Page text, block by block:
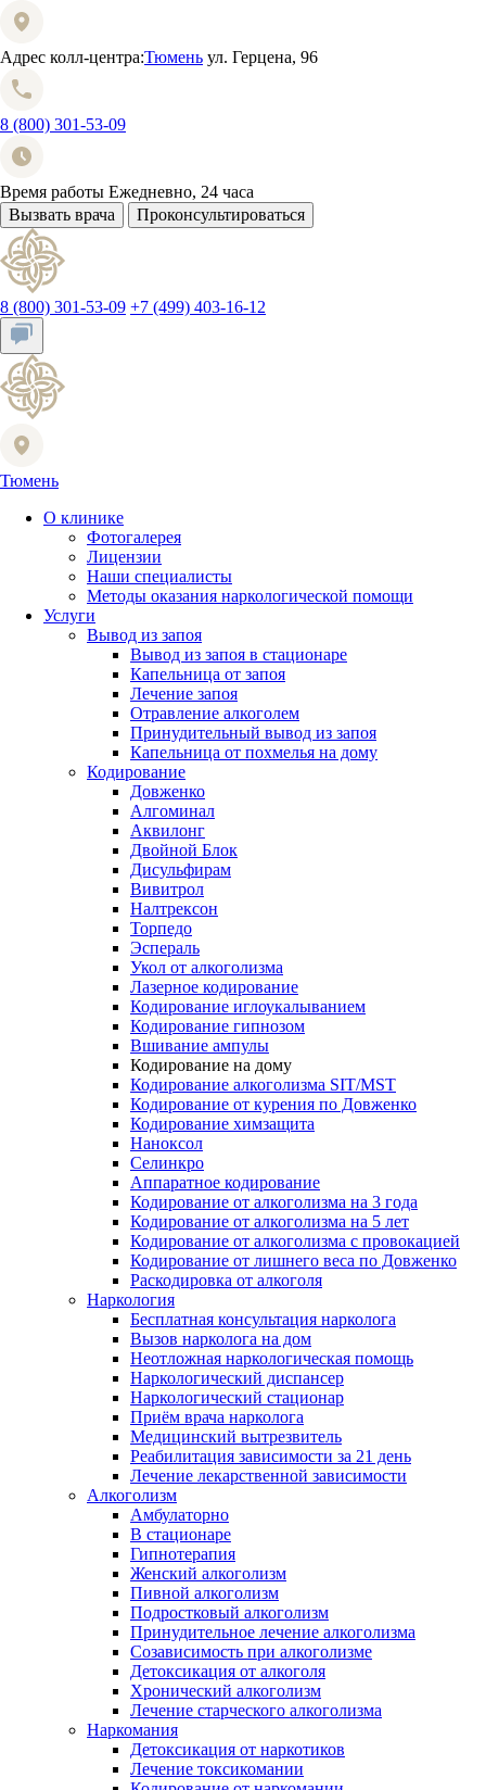
Адрес колл-центра:Тюмень ул. Герцена, 96
8 (800) 301-53-09
Время работы Ежедневно, 24 часа
Вызвать врача
Проконсультироваться
8 (800) 301-53-09 +7 (499) 403-16-12
Тюмень
О клинике
Фотогалерея
Лицензии
Наши специалисты
Методы оказания наркологической помощи
Услуги
Вывод из запоя
Вывод из запоя в стационаре
Капельница от запоя
Лечение запоя
Отравление алкоголем
Принудительный вывод из запоя
Капельница от похмелья на дому
Кодирование
Довженко
Алгоминал
Аквилонг
Двойной Блок
Дисульфирам
Вивитрол
Налтрексон
Торпедо
Эспераль
Укол от алкоголизма
Лазерное кодирование
Кодирование иглоукалыванием
Кодирование гипнозом
Вшивание ампулы
Кодирование на дому
Кодирование алкоголизма SIT/MST
Кодирование от курения по Довженко
Кодирование химзащита
Наноксол
Селинкро
Аппаратное кодирование
Кодирование от алкоголизма на 3 года
Кодирование от алкоголизма на 5 лет
Кодирование от алкоголизма с провокацией
Кодирование от лишнего веса по Довженко
Раскодировка от алкоголя
Наркология
Бесплатная консультация нарколога
Вызов нарколога на дом
Неотложная наркологическая помощь
Наркологический диспансер
Наркологический стационар
Приём врача нарколога
Медицинский вытрезвитель
Реабилитация зависимости за 21 день
Лечение лекарственной зависимости
Алкоголизм
Амбулаторно
В стационаре
Гипнотерапия
Женский алкоголизм
Пивной алкоголизм
Подростковый алкоголизм
Принудительное лечение алкоголизма
Созависимость при алкоголизме
Детоксикация от алкоголя
Хронический алкоголизм
Лечение старческого алкоголизма
Наркомания
Детоксикация от наркотиков
Лечение токсикомании